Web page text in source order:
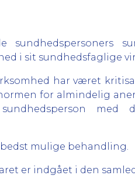
i sit sundhedsfaglige
har været
for almindelig
med
mulige behandling.
er indgået i den